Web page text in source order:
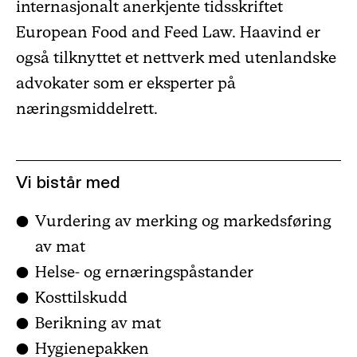
internasjonalt anerkjente tidsskriftet
European Food and Feed Law. Haavind er
også tilknyttet et nettverk med utenlandske
advokater som er eksperter på
næringsmiddelrett.
Vi bistår med
Vurdering av merking og markedsføring
av mat
Helse- og ernæringspåstander
Kosttilskudd
Berikning av mat
Hygienepakken